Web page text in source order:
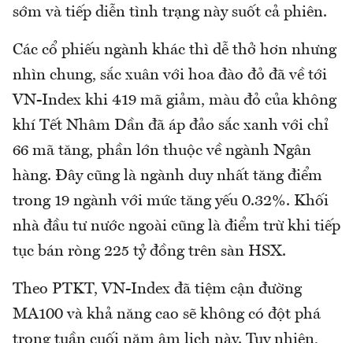
sớm và tiếp diễn tình trạng này suốt cả phiên.
Các cổ phiếu ngành khác thì dễ thở hơn nhưng
nhìn chung, sắc xuân với hoa đào đỏ đã về tới
VN-Index khi 419 mã giảm, màu đỏ của không
khí Tết Nhâm Dần đã áp đảo sắc xanh với chỉ
66 mã tăng, phần lớn thuộc về ngành Ngân
hàng. Đây cũng là ngành duy nhất tăng điểm
trong 19 ngành với mức tăng yếu 0.32%. Khối
nhà đầu tư nước ngoài cũng là điểm trừ khi tiếp
tục bán ròng 225 tỷ đồng trên sàn HSX.
Theo PTKT, VN-Index đã tiệm cận đường
MA100 và khả năng cao sẽ không có đột phá
trong tuần cuối năm âm lịch này. Tuy nhiên,